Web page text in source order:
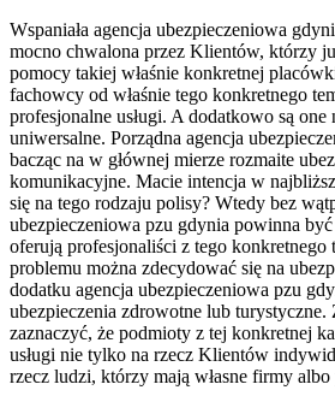
Wspaniała agencja ubezpieczeniowa
mocno chwalona przez Klientów, którzy
pomocy takiej właśnie konkretnej
fachowcy od właśnie tego konkretnego
profesjonalne usługi. A dodatkowo są
uniwersalne. Porządna agencja
bacząc na w głównej mierze rozmaite
komunikacyjne. Macie intencja w
się na tego rodzaju polisy? Wtedy bez
ubezpieczeniowa pzu gdynia powinna
oferują profesjonaliści z tego konkretnego
problemu można zdecydować się na
dodatku agencja ubezpieczeniowa pzu
ubezpieczenia zdrowotne lub turystyczne.
zaznaczyć, że podmioty z tej konkretnej
usługi nie tylko na rzecz Klientów
rzecz ludzi, którzy mają własne firmy albo